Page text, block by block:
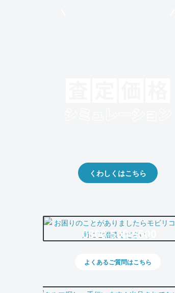
くわしくはこちら
0800-500-5500
よくあるご質問はこちら